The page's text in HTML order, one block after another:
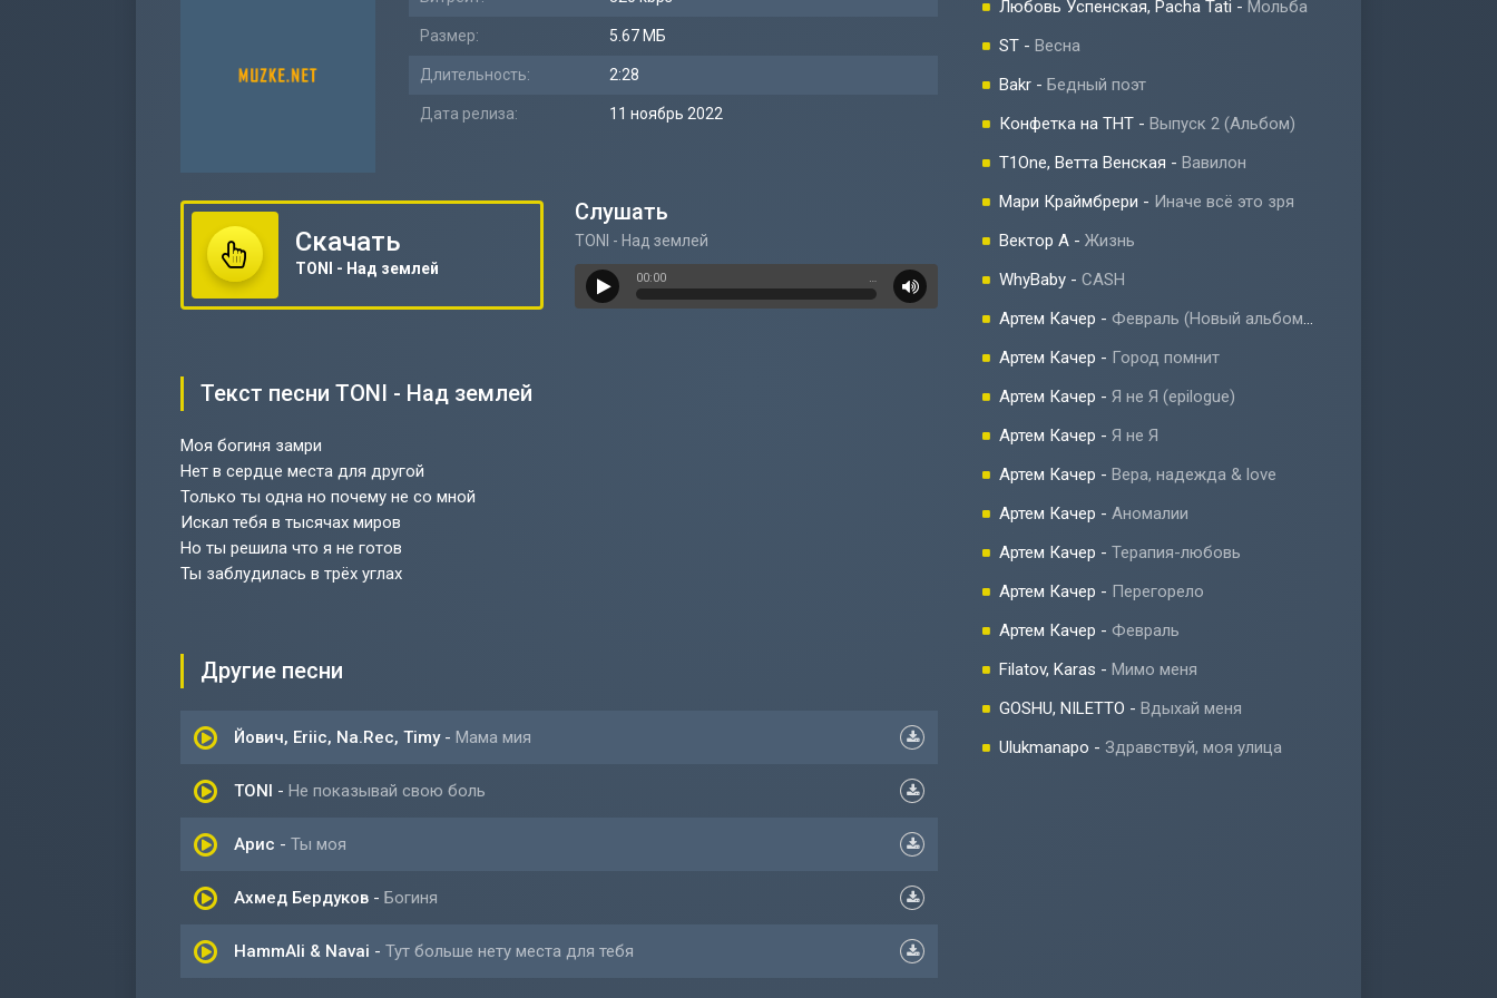
Размер: 5.67 МБ
Длительность: 2:28
Дата релиза: 11 ноябрь 2022
Скачать
TONI - Над землей
Слушать
TONI - Над землей
00:00 …
Текст песни TONI - Над землей
Моя богиня замри
Нет в сердце места для другой
Только ты одна но почему не со мной
Искал тебя в тысячах миров
Но ты решила что я не готов
Ты заблудилась в трёх углах
Другие песни
Йович, Eriic, Na.Rec, Timy- Мама мия
TONI - Не показывай свою боль
Арис - Ты моя
Ахмед Бердуков - Богиня
HammAli & Navai - Тут больше нету места для тебя
Любовь Успенская, Pacha Tati - Мольба
ST - Весна
Bakr - Бедный поэт
Конфетка на ТНТ - Выпуск 2 (Альбом)
T1One, Ветта Венская - Вавилон
Мари Краймбрери - Иначе всё это зря
Вектор А - Жизнь
WhyBaby - CASH
Артем Качер - Февраль (Новый альбом 2023)
Артем Качер - Город помнит
Артем Качер - Я не Я (epilogue)
Артем Качер - Я не Я
Артем Качер - Вера, надежда & love
Артем Качер - Аномалии
Артем Качер - Терапия-любовь
Артем Качер - Перегорело
Артем Качер - Февраль
Filatov, Karas - Мимо меня
GOSHU, NILETTO - Вдыхай меня
Ulukmanapo - Здравствуй, моя улица